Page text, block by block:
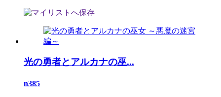
光の勇者とアルカナの巫...
n385